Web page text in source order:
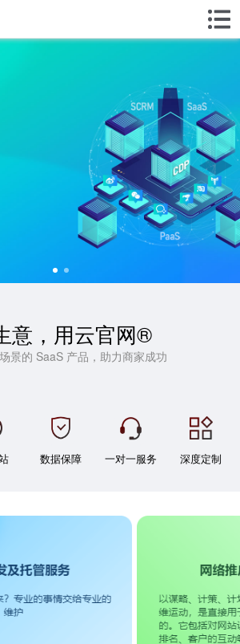
意，用云官网®
景的 SaaS 产品，助力商家成功
数据保障 一对一服务 深度定制